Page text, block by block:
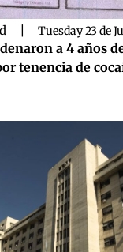
Tuesday 23 de
a 4 años
tenencia de